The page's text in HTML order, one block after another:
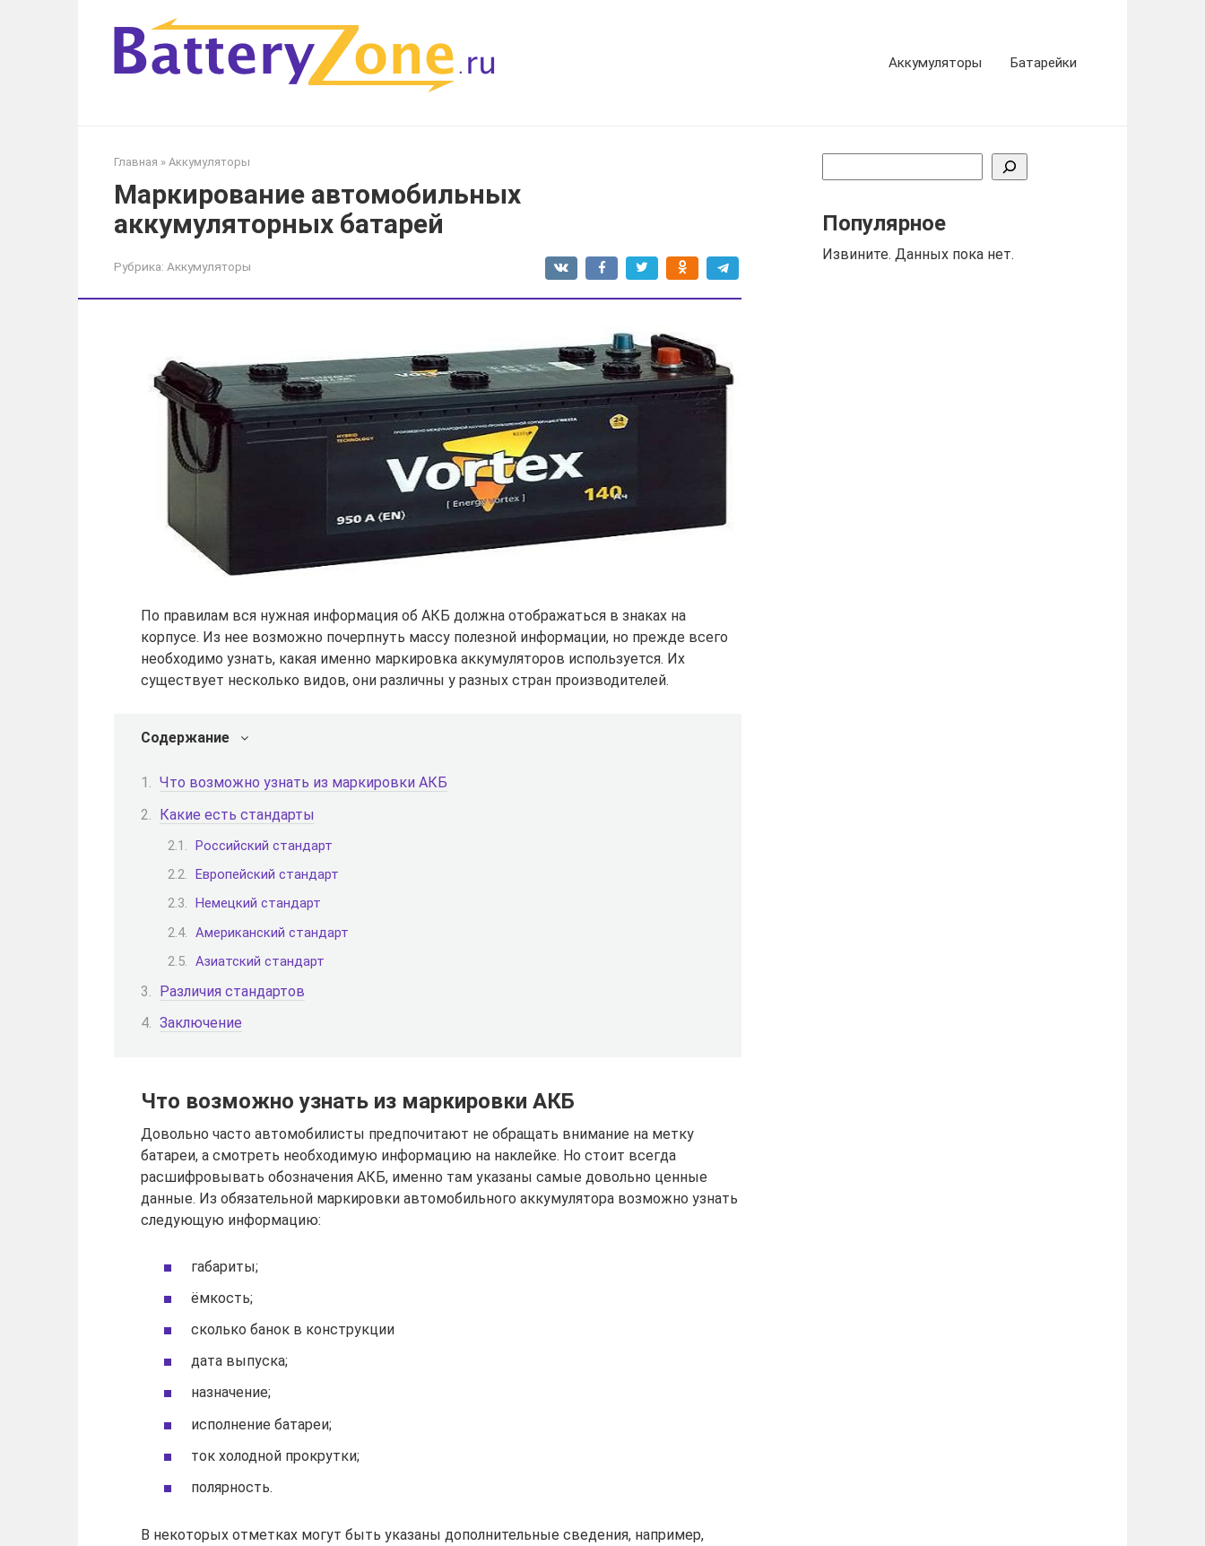
Аккумуляторы Батарейки
Главная » Аккумуляторы
Маркирование автомобильных
аккумуляторных батарей
Рубрика: Аккумуляторы
По правилам вся нужная информация об АКБ должна отображаться в знаках на
корпусе. Из нее возможно почерпнуть массу полезной информации, но прежде всего
необходимо узнать, какая именно маркировка аккумуляторов используется. Их
существует несколько видов, они различны у разных стран производителей.
Содержание
Что возможно узнать из маркировки АКБ
Какие есть стандарты
Российский стандарт
Европейский стандарт
Немецкий стандарт
Американский стандарт
Азиатский стандарт
Различия стандартов
Заключение
Что возможно узнать из маркировки АКБ
Довольно часто автомобилисты предпочитают не обращать внимание на метку
батареи, а смотреть необходимую информацию на наклейке. Но стоит всегда
расшифровывать обозначения АКБ, именно там указаны самые довольно ценные
данные. Из обязательной маркировки автомобильного аккумулятора возможно узнать
следующую информацию:
габариты;
ёмкость;
сколько банок в конструкции
дата выпуска;
назначение;
исполнение батареи;
ток холодной прокрутки;
полярность.
В некоторых отметках могут быть указаны дополнительные сведения, например,
Популярное
Извините. Данных пока нет.